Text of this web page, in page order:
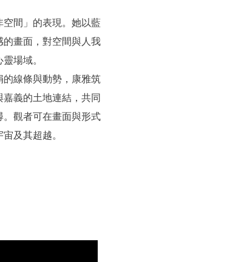
間」的表現。她以藍
畫面，對空間與人我
場域。
線條與動勢，康雅筑
義的土地連結，共同
觀者可在畫面與形式
及其超越。